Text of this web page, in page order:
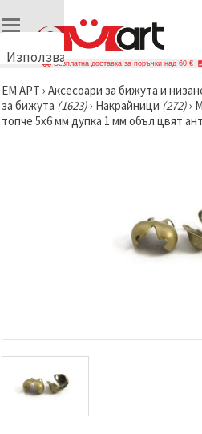
Използваме
🍪
Използваме
бисквитки
показваме
съдържание
и реклами,
с помощта
Безплатна доставка за поръчки над 60 €
ЕМ АРТ › Аксесоари за бижута и
за бижута (1623)› Накрайници (272)›
топче 5x6 мм дупка 1 мм объл цвят